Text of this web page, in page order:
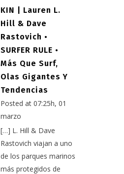
KIN | Lauren L.
Hill & Dave
Rastovich •
SURFER RULE •
Más Que Surf,
Olas Gigantes Y
Tendencias
Posted at 07:25h, 01
marzo
[…] L. Hill & Dave
Rastovich viajan a uno
de los parques marinos
más protegidos de